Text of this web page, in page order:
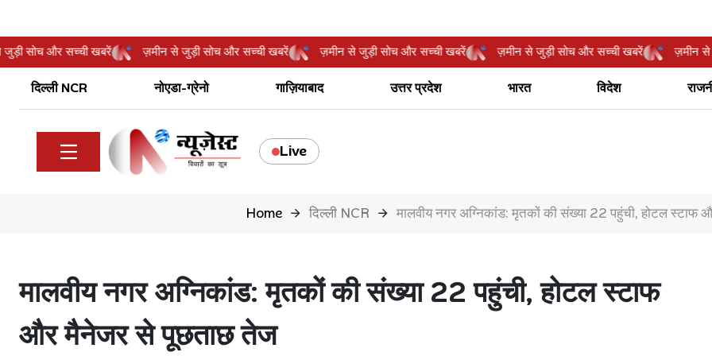
से जुड़ी सोच और सच्ची खबरें ज़मीन से जुड़ी सोच और सच्ची खबरें ज़मीन से जुड़ी सोच और सच्ची खबरें ज़मीन से जुड़ी सोच और सच्ची खबरें
दिल्ली NCR नोएडा-ग्रेनो गाज़ियाबाद उत्तर प्रदेश भारत विदेश
Live
Home दिल्ली NCR मालवीय नगर अग्निकांड: मृतकों की संख्या 22 पहुंची, होटल
मालवीय नगर अग्निकांड: मृतकों की संख्या 22 पहुंची, होटल स्टाफ
और मैनेजर से पूछताछ तेज